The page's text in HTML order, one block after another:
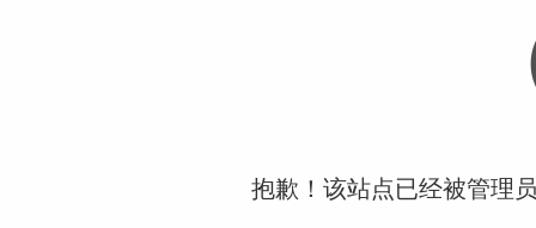
抱歉！该站点已经被管理